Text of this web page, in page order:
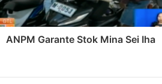
ANPM Garante Stok Mina Sei Iha